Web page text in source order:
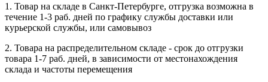
1. Товар на складе в Санкт-Петербурге, отгрузка возможна в
течение 1-3 раб. дней по графику службы доставки или
курьерской службы, или самовывоз
2. Товара на распределительном складе - срок до отгрузки
товара 1-7 раб. дней, в зависимости от местонахождения
склада и частоты перемещения